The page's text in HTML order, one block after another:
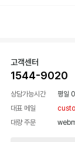
고객센터
1544-9020
상담가능시간 평일
대표 메일
대량 주문